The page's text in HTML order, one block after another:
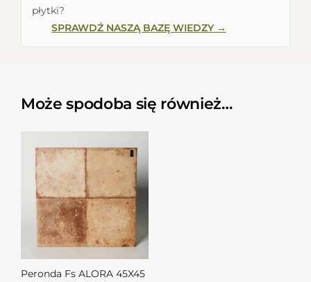
płytki?
SPRAWDŹ NASZĄ BAZĘ WIEDZY →
Może spodoba się również…
Peronda Fs ALORA 45X45